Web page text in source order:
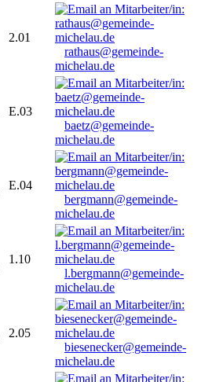
2.01
rathaus@gemeinde-
michelau.de
E.03
baetz@gemeinde-
michelau.de
E.04
bergmann@gemeinde-
michelau.de
1.10
l.bergmann@gemeinde-
michelau.de
2.05
biesenecker@gemeinde-
michelau.de